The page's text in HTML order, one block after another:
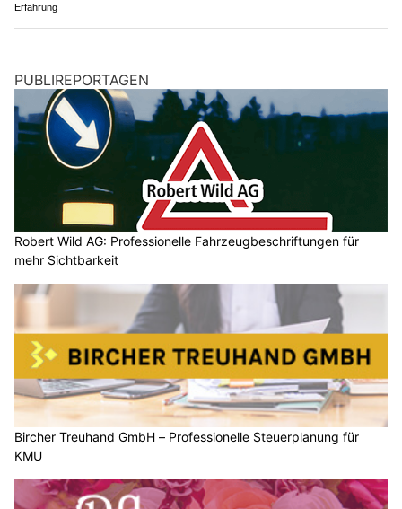
Erfahrung
PUBLIREPORTAGEN
Robert Wild AG: Professionelle Fahrzeugbeschriftungen für
mehr Sichtbarkeit
Bircher Treuhand GmbH – Professionelle Steuerplanung für
KMU